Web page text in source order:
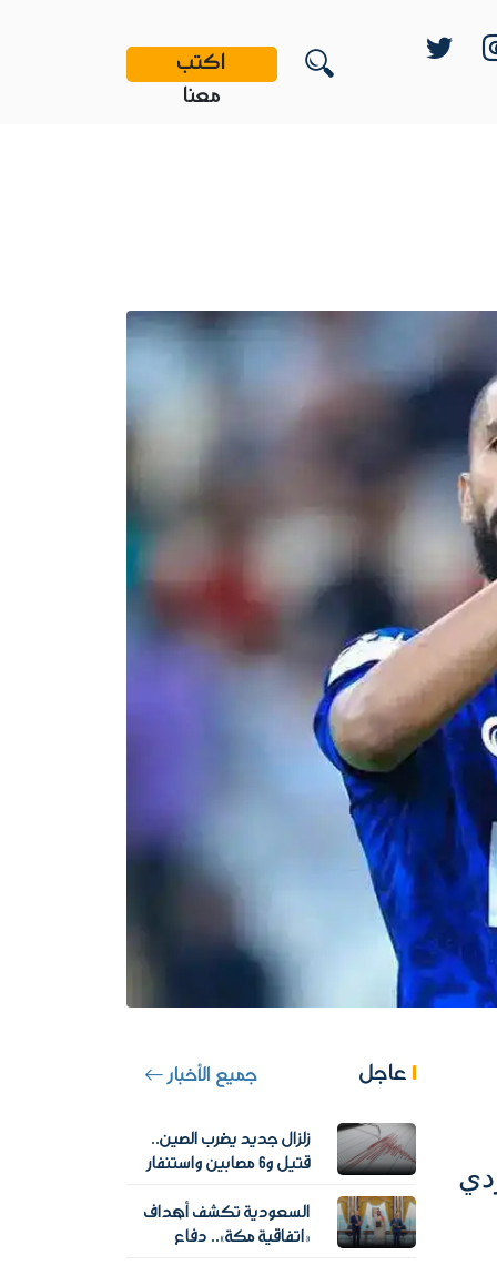
اكتب
معنا
عاجل جميع الأخبار
زلزال جديد يضرب الصين..
قتيل و6 مصابين واستنفار
السعودية تكشف أهداف
«اتفاقية مكة».. دفاع